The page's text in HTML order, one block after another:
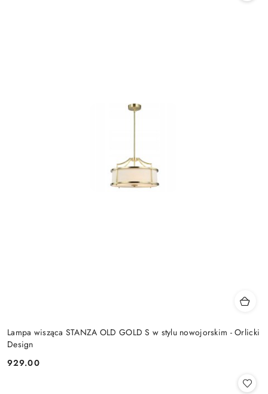
Lampa wisząca STANZA OLD GOLD S w stylu nowojorskim - Orlicki
Design
Cena:
929.00